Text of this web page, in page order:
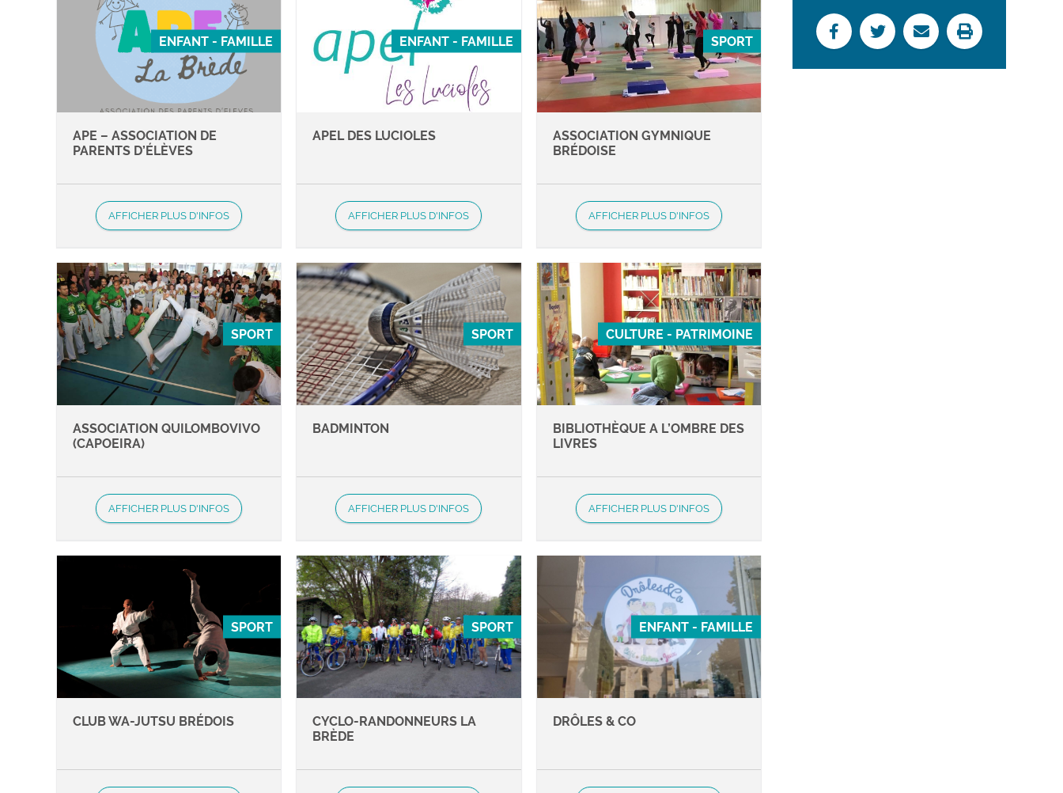
ENFANT - FAMILLE
APE – ASSOCIATION DE
PARENTS D’ÉLÈVES
AFFICHER PLUS D'INFOS
ENFANT - FAMILLE
APEL DES LUCIOLES
AFFICHER PLUS D'INFOS
SPORT
ASSOCIATION GYMNIQUE
BRÉDOISE
AFFICHER PLUS D'INFOS
SPORT
ASSOCIATION QUILOMBOVIVO
(CAPOEIRA)
AFFICHER PLUS D'INFOS
SPORT
BADMINTON
AFFICHER PLUS D'INFOS
CULTURE - PATRIMOINE
BIBLIOTHÈQUE A L’OMBRE DES
LIVRES
AFFICHER PLUS D'INFOS
SPORT
CLUB WA-JUTSU BRÉDOIS
SPORT
CYCLO-RANDONNEURS LA
BRÈDE
ENFANT - FAMILLE
DRÔLES & CO